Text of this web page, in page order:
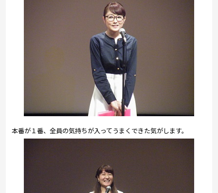
本番が１番、全員の気持ちが入ってうまくできた気がします。